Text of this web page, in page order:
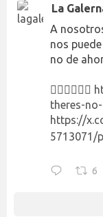
La
A
nos
no de
👉🏻👉🏻👉🏻
theres-
https://
5713071/
6